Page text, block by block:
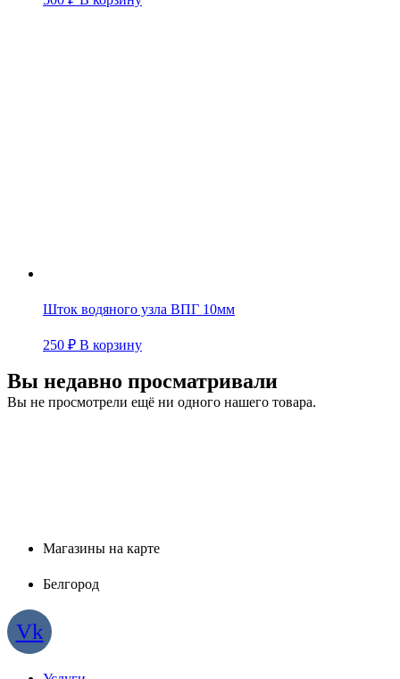
Шток водяного узла ВПГ 10мм
250 ₽ В корзину
Вы недавно просматривали
Вы не просмотрели ещё ни одного нашего товара.
Магазины на карте
Белгород
Vk